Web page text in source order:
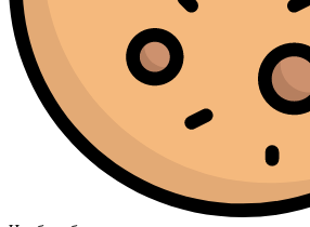
(3)
Ralph Lauren (3)
Rasasi
Rave
RicHarD Maison De Parfum
(1)
Roja Parfums
(3)
Sol De Janeiro (5)
Sospiro